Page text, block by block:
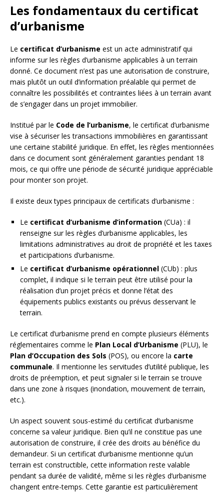
Les fondamentaux du certificat
d’urbanisme
Le certificat d’urbanisme est un acte administratif qui
informe sur les règles d’urbanisme applicables à un terrain
donné. Ce document n’est pas une autorisation de construire,
mais plutôt un outil d’information préalable qui permet de
connaître les possibilités et contraintes liées à un terrain avant
de s’engager dans un projet immobilier.
Institué par le Code de l’urbanisme, le certificat d’urbanisme
vise à sécuriser les transactions immobilières en garantissant
une certaine stabilité juridique. En effet, les règles mentionnées
dans ce document sont généralement garanties pendant 18
mois, ce qui offre une période de sécurité juridique appréciable
pour monter son projet.
Il existe deux types principaux de certificats d’urbanisme :
Le certificat d’urbanisme d’information (CUa) : il
renseigne sur les règles d’urbanisme applicables, les
limitations administratives au droit de propriété et les taxes
et participations d’urbanisme.
Le certificat d’urbanisme opérationnel (CUb) : plus
complet, il indique si le terrain peut être utilisé pour la
réalisation d’un projet précis et donne l’état des
équipements publics existants ou prévus desservant le
terrain.
Le certificat d’urbanisme prend en compte plusieurs éléments
réglementaires comme le Plan Local d’Urbanisme (PLU), le
Plan d’Occupation des Sols (POS), ou encore la carte
communale. Il mentionne les servitudes d’utilité publique, les
droits de préemption, et peut signaler si le terrain se trouve
dans une zone à risques (inondation, mouvement de terrain,
etc.).
Un aspect souvent sous-estimé du certificat d’urbanisme
concerne sa valeur juridique. Bien qu’il ne constitue pas une
autorisation de construire, il crée des droits au bénéfice du
demandeur. Si un certificat d’urbanisme mentionne qu’un
terrain est constructible, cette information reste valable
pendant sa durée de validité, même si les règles d’urbanisme
changent entre-temps. Cette garantie est particulièrement